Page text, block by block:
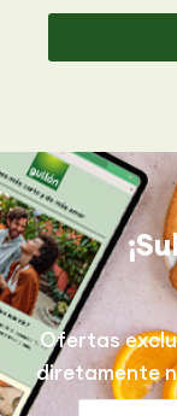
Ofertas
diretamente